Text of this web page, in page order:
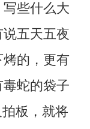
些什么大
五天五夜
的，更有
蛇的袋子
板，就将